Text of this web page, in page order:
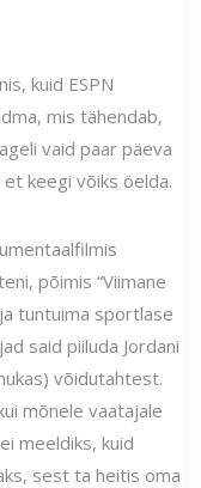
kuid ESPN
mis tähendab,
vaid paar päeva
keegi võiks öelda.
põimis “Viimane
tuntuima sportlase
said piiluda Jordani
võidutahtest.
mõnele vaatajale
meeldiks, kuid
sest ta heitis oma